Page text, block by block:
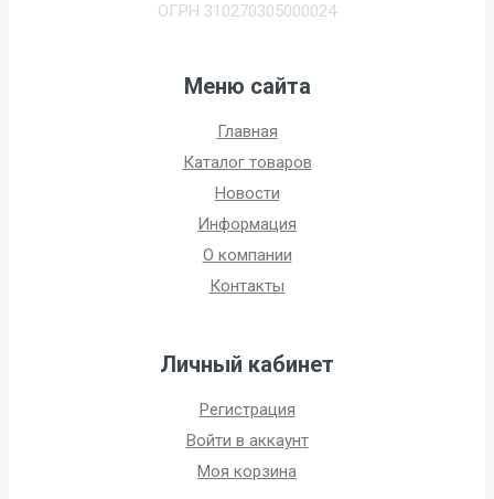
ОГРН 310270305000024
Меню сайта
Главная
Каталог товаров
Новости
Информация
О компании
Контакты
Личный кабинет
Регистрация
Войти в аккаунт
Моя корзина